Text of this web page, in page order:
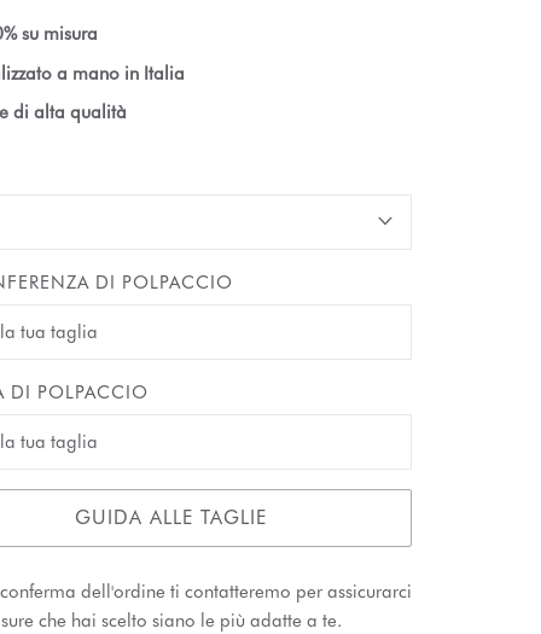
su misura
a mano in Italia
di alta qualità
DI POLPACCIO
DI POLPACCIO
GUIDA ALLE TAGLIE
dell'ordine ti contatteremo per assicurarci
che hai scelto siano le più adatte a te.